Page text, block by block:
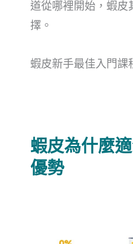
道從哪裡開始，蝦皮
擇。
蝦皮新手最佳入門課
蝦皮為什麼
優勢